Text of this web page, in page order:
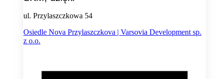
ul. Przylaszczkowa 54
Osiedle Nova Przylaszczkova | Varsovia Development sp.
z o.o.